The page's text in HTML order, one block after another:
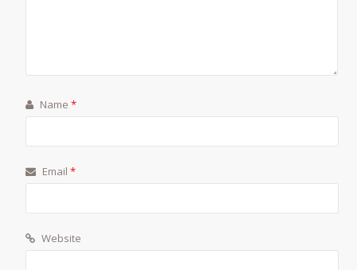
Name*
Email*
Website